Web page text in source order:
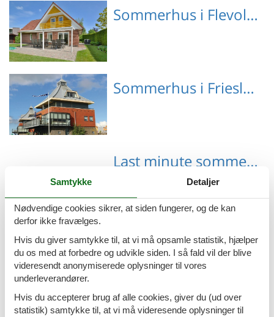
Emne nr.: 141-HDR320 Sommerhus i Flevoland
Emne nr.: 141-HFL126 Sommerhus i Friesland
Last minute sommerhuse Holland
Last minute sommerhuse Sluis
Samtykke Detaljer
Nødvendige cookies sikrer, at siden fungerer, og de kan
derfor ikke fravælges.
Hvis du giver samtykke til, at vi må opsamle statistik, hjælper
du os med at forbedre og udvikle siden. I så fald vil der blive
videresendt anonymiserede oplysninger til vores
underleverandører.
Hvis du accepterer brug af alle cookies, giver du (ud over
statistik) samtykke til, at vi må videresende oplysninger til